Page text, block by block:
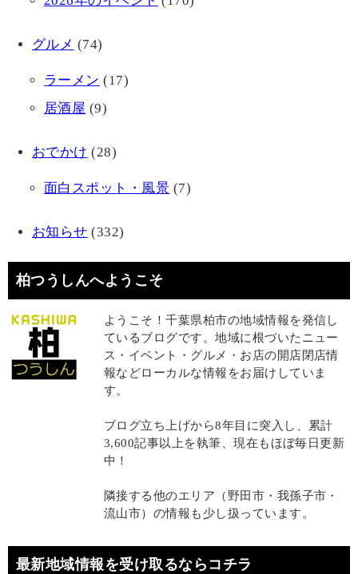
グルメ (74)
ラーメン (17)
居酒屋 (9)
おでかけ (28)
面白スポット・風景 (7)
お知らせ (332)
柏つうしんへようこそ
ようこそ！千葉県柏市の地域情報を発信し
ているブログです。地域に根づいたニュー
ス・イベント・グルメ・お店の開店閉店情
報などローカルな情報をお届けしていま
す。
ブログ立ち上げから8年目に突入し、累計
3,600記事以上を執筆、現在もほぼ毎日更新
中！
隣接する他のエリア（野田市・我孫子市・
流山市）の情報も少し扱っています。
最新地域情報を受け取るならコチラ